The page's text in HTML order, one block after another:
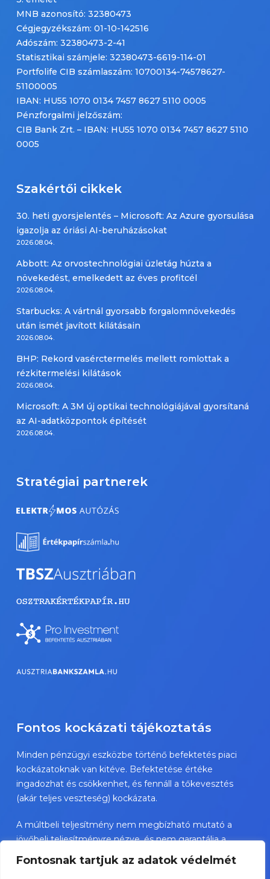
Fontosnak tartjuk az adatok védelmét
MNB azonosító: 32380473
Cégjegyzékszám: 01-10-142516
Adószám: 32380473-2-41
Statisztikai számjele: 32380473-6619-114-01
Portfolife CIB számlaszám: 10700134-74578627-
51100005
IBAN: HU55 1070 0134 7457 8627 5110 0005
Pénzforgalmi jelzőszám:
CIB Bank Zrt. – IBAN: HU55 1070 0134 7457 8627 5110
0005
Szakértői cikkek
30. heti gyorsjelentés – Microsoft: Az Azure gyorsulása
igazolja az óriási AI-beruházásokat
2026.08.04.
Abbott: Az orvostechnológiai üzletág húzta a
növekedést, emelkedett az éves profitcél
2026.08.04.
Starbucks: A vártnál gyorsabb forgalomnövekedés
után ismét javított kilátásain
2026.08.04.
BHP: Rekord vasérctermelés mellett romlottak a
rézkitermelési kilátások
2026.08.04.
Microsoft: A 3M új optikai technológiájával gyorsítaná
az AI-adatközpontok építését
2026.08.04.
Stratégiai partnerek
Fontos kockázati tájékoztatás
Minden pénzügyi eszközbe történő befektetés piaci
kockázatoknak van kitéve. Befektetése értéke
ingadozhat és csökkenhet, és fennáll a tőkevesztés
(akár teljes veszteség) kockázata.
A múltbeli teljesítmény nem megbízható mutató a
jövőbeli teljesítményre nézve, és nem garantálja a
jövőbeli sikereket.